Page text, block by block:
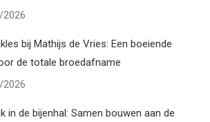
bij Mathijs de Vries: Een boeiende
de totale broedafname
in de bijenhal: Samen bouwen aan de